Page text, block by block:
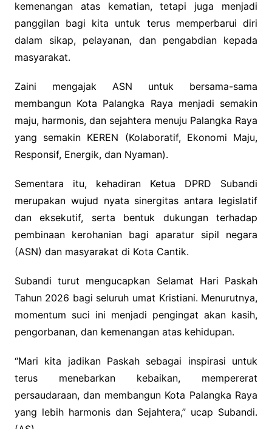
kemenangan atas kematian, tetapi juga menjadi
panggilan bagi kita untuk terus memperbarui diri
dalam sikap, pelayanan, dan pengabdian kepada
masyarakat.
Zaini mengajak ASN untuk bersama-sama
membangun Kota Palangka Raya menjadi semakin
maju, harmonis, dan sejahtera menuju Palangka Raya
yang semakin KEREN (Kolaboratif, Ekonomi Maju,
Responsif, Energik, dan Nyaman).
Sementara itu, kehadiran Ketua DPRD Subandi
merupakan wujud nyata sinergitas antara legislatif
dan eksekutif, serta bentuk dukungan terhadap
pembinaan kerohanian bagi aparatur sipil negara
(ASN) dan masyarakat di Kota Cantik.
Subandi turut mengucapkan Selamat Hari Paskah
Tahun 2026 bagi seluruh umat Kristiani. Menurutnya,
momentum suci ini menjadi pengingat akan kasih,
pengorbanan, dan kemenangan atas kehidupan.
“Mari kita jadikan Paskah sebagai inspirasi untuk
terus menebarkan kebaikan, mempererat
persaudaraan, dan membangun Kota Palangka Raya
yang lebih harmonis dan Sejahtera,” ucap Subandi.